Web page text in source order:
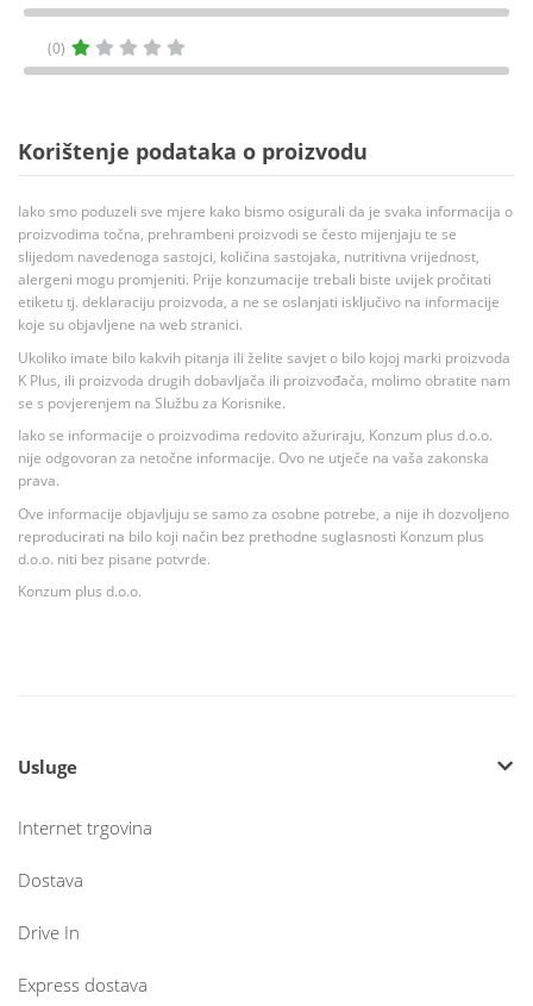
(0)
Korištenje podataka o proizvodu
Iako smo poduzeli sve mjere kako bismo osigurali da je svaka informacija o
proizvodima točna, prehrambeni proizvodi se često mijenjaju te se
slijedom navedenoga sastojci, količina sastojaka, nutritivna vrijednost,
alergeni mogu promjeniti. Prije konzumacije trebali biste uvijek pročitati
etiketu tj. deklaraciju proizvoda, a ne se oslanjati isključivo na informacije
koje su objavljene na web stranici.
Ukoliko imate bilo kakvih pitanja ili želite savjet o bilo kojoj marki proizvoda
K Plus, ili proizvoda drugih dobavljača ili proizvođača, molimo obratite nam
se s povjerenjem na Službu za Korisnike.
Iako se informacije o proizvodima redovito ažuriraju, Konzum plus d.o.o.
nije odgovoran za netočne informacije. Ovo ne utječe na vaša zakonska
prava.
Ove informacije objavljuju se samo za osobne potrebe, a nije ih dozvoljeno
reproducirati na bilo koji način bez prethodne suglasnosti Konzum plus
d.o.o. niti bez pisane potvrde.
Konzum plus d.o.o.
Usluge
Internet trgovina
Dostava
Drive In
Express dostava